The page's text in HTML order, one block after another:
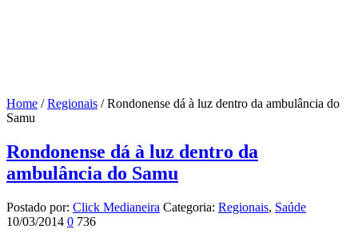
Home /Regionais /Rondonense dá à luz dentro da ambulância do
Samu
Rondonense dá à luz dentro da
ambulância do Samu
Postado por: Click Medianeira Categoria: Regionais, Saúde
10/03/2014 0 736